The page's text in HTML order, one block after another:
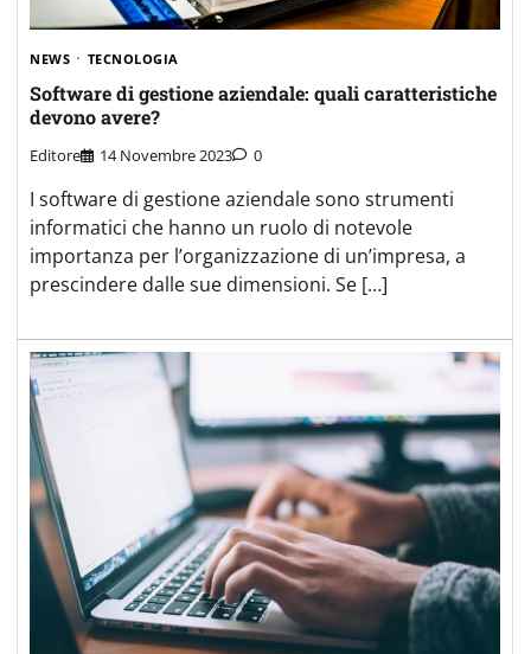
NEWS TECNOLOGIA
Software di gestione aziendale: quali caratteristiche
devono avere?
Editore 14 Novembre 2023 0
I software di gestione aziendale sono strumenti
informatici che hanno un ruolo di notevole
importanza per l’organizzazione di un’impresa, a
prescindere dalle sue dimensioni. Se […]